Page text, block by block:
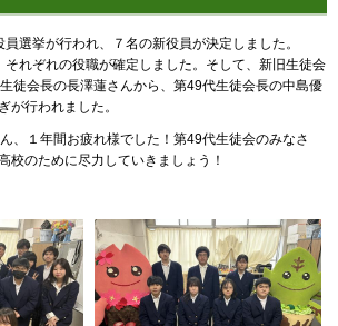
選挙が行われ、７名の新役員が決定しました。
れぞれの役職が確定しました。そして、新旧生徒会
徒会長の長澤蓮さんから、第49代生徒会長の中島優
が行われました。
、１年間お疲れ様でした！第49代生徒会のみなさ
校のために尽力していきましょう！